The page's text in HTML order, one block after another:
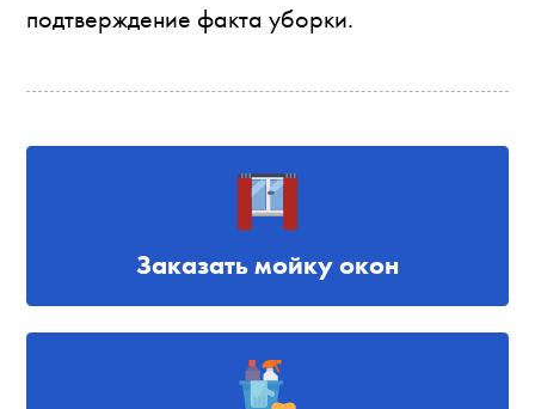
подтверждение факта уборки.
Заказать мойку окон